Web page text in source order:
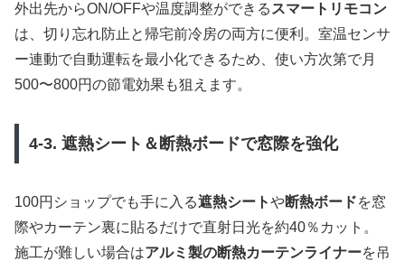
外出先からON/OFFや温度調整ができる スマートリモコン
は、切り忘れ防止と帰宅前冷房の両方に便利。室温センサ
ー連動で自動運転を最小化できるため、使い方次第で月
500〜800円の節電効果も狙えます。
4-3. 遮熱シート＆断熱ボードで窓際を強化
100円ショップでも手に入る遮熱シートや断熱ボードを窓
際やカーテン裏に貼るだけで直射日光を約40％カット。
施工が難しい場合はアルミ製の断熱カーテンライナーを吊